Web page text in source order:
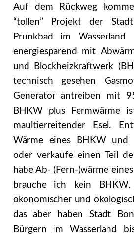
Auf dem Rückweg
“tollen” Projekt der
Prunkbad im Wasserland
energiesparend mit
und Blockheizkraftwerk
technisch gesehen
Generator antreiben mit
BHKW plus Fermwärme
maultierreitender Esel.
Wärme eines BHKW und
oder verkaufe einen Teil
habe Ab- (Fern-)wärme
brauche ich kein
ökonomischer und
das aber haben Stadt
Bürgern im Wasserland